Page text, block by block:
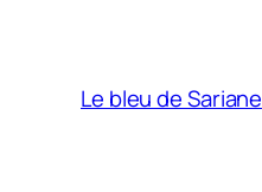
Le bleu de Sariane